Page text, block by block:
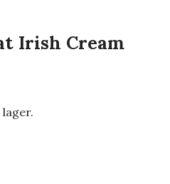
Irish Cream